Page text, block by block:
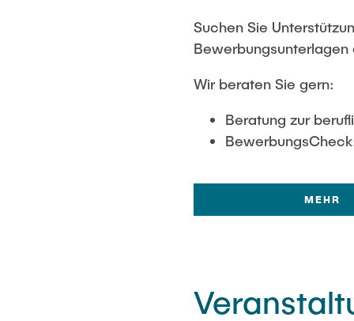
Suchen Sie
Wir beraten Sie gern:
Beratung zur
MEHR